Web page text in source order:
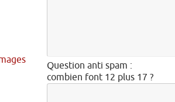
Question anti spam :
combien font 12 plus 17 ?